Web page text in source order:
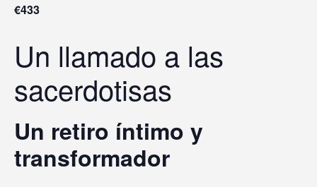
€433
Un llamado a las
sacerdotisas
Un retiro íntimo y
transformador